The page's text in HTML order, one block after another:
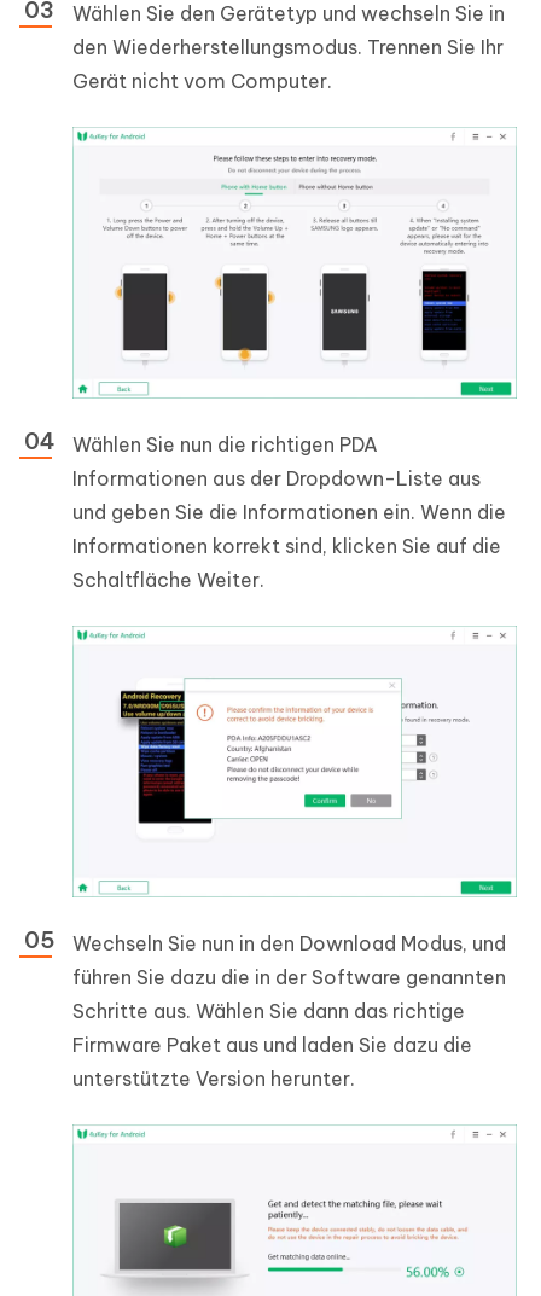
Wählen Sie den Gerätetyp und wechseln Sie in
den Wiederherstellungsmodus. Trennen Sie Ihr
Gerät nicht vom Computer.
Wählen Sie nun die richtigen PDA
Informationen aus der Dropdown-Liste aus
und geben Sie die Informationen ein. Wenn die
Informationen korrekt sind, klicken Sie auf die
Schaltfläche Weiter.
Wechseln Sie nun in den Download Modus, und
führen Sie dazu die in der Software genannten
Schritte aus. Wählen Sie dann das richtige
Firmware Paket aus und laden Sie dazu die
unterstützte Version herunter.